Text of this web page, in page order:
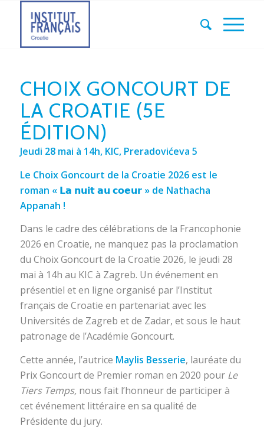
CHOIX GONCOURT DE
LA CROATIE (5E
ÉDITION)
Jeudi 28 mai à 14h, KIC, Preradovićeva 5
Le Choix Goncourt de la Croatie 2026 est le
roman « 𝗟𝗮 𝗻𝘂𝗶𝘁 𝗮𝘂 𝗰𝗼𝗲𝘂𝗿 » de Nathacha
Appanah !
Dans le cadre des célébrations de la Francophonie
2026 en Croatie, ne manquez pas la proclamation
du Choix Goncourt de la Croatie 2026, le jeudi 28
mai à 14h au KIC à Zagreb. Un événement en
présentiel et en ligne organisé par l’Institut
français de Croatie en partenariat avec les
Universités de Zagreb et de Zadar, et sous le haut
patronage de l’Académie Goncourt.
Cette année, l’autrice Maylis Besserie, lauréate du
Prix Goncourt de Premier roman en 2020 pour Le
Tiers Temps, nous fait l’honneur de participer à
cet événement littéraire en sa qualité de
Présidente du jury.